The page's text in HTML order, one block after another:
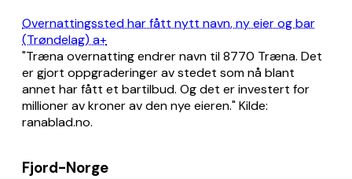
Overnattingssted har fått nytt navn, ny eier og bar
(Trøndelag) a+
"Træna overnatting endrer navn til 8770 Træna. Det
er gjort oppgraderinger av stedet som nå blant
annet har fått et bartilbud. Og det er investert for
millioner av kroner av den nye eieren." Kilde:
ranablad.no.
Fjord-Norge